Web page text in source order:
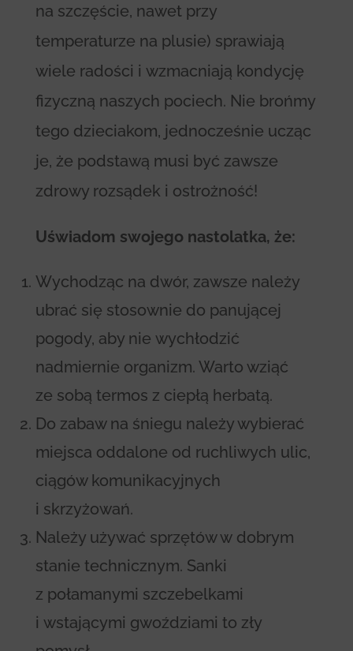
na szczęście, nawet przy
temperaturze na plusie) sprawiają
wiele radości i wzmacniają kondycję
fizyczną naszych pociech. Nie brońmy
tego dzieciakom, jednocześnie ucząc
je, że podstawą musi być zawsze
zdrowy rozsądek i ostrożność!
Uświadom swojego nastolatka, że:
Wychodząc na dwór, zawsze należy
ubrać się stosownie do panującej
pogody, aby nie wychłodzić
nadmiernie organizm. Warto wziąć
ze sobą termos z ciepłą herbatą.
Do zabaw na śniegu należy wybierać
miejsca oddalone od ruchliwych ulic,
ciągów komunikacyjnych
i skrzyżowań.
Należy używać sprzętów w dobrym
stanie technicznym. Sanki
z połamanymi szczebelkami
i wstającymi gwoździami to zły